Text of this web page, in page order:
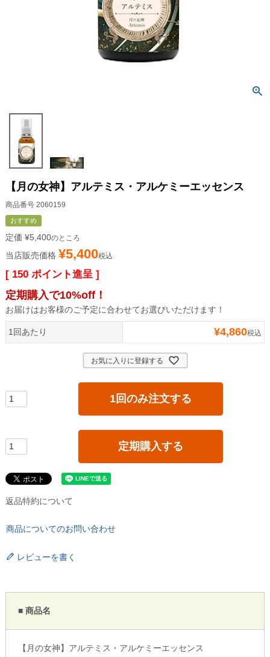
【月の女神】アルテミス・アルケミーエッセンス
商品番号 2060159
おすすめ
定価 ¥5,400のところ
当店販売価格 ¥5,400税込
[ 150 ポイント進呈 ]
定期購入で10%off！
お届けはお客様のご予定に合わせてお選びいただけます！
1回あたり ¥4,860税込
お気に入りに登録する
1回のみ注文する
定期購入する
返品特約について
商品についてのお問い合わせ
レビューを書く
■ 商品名
【月の女神】アルテミス・アルケミーエッセンス